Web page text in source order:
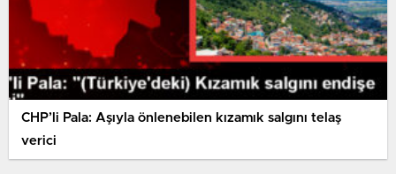
CHP’li Pala: Aşıyla önlenebilen kızamık salgını telaş
verici